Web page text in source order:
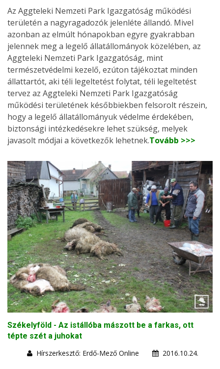
Az Aggteleki Nemzeti Park Igazgatóság működési
területén a nagyragadozók jelenléte állandó. Mivel
azonban az elmúlt hónapokban egyre gyakrabban
jelennek meg a legelő állatállományok közelében, az
Aggteleki Nemzeti Park Igazgatóság, mint
természetvédelmi kezelő, ezúton tájékoztat minden
állattartót, aki téli legeltetést folytat, téli legeltetést
tervez az Aggteleki Nemzeti Park Igazgatóság
működési területének későbbiekben felsorolt részein,
hogy a legelő állatállományuk védelme érdekében,
biztonsági intézkedésekre lehet szükség, melyek
javasolt módjai a következők lehetnek.Tovább >>>
Székelyföld - Az istállóba mászott be a farkas, ott
tépte szét a juhokat
Hírszerkesztő: Erdő-Mező Online
2016.10.24.